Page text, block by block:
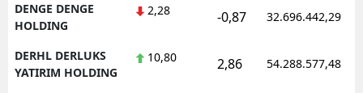
DENGE DENGE
HOLDING
2,28 -0,87 32.696.442,29
DERHL DERLUKS
YATIRIM HOLDING
10,80 2,86 54.288.577,48